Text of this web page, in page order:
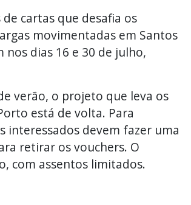
cartas que desafia os
movimentadas em Santos
dias 16 e 30 de julho,
verão, o projeto que leva os
está de volta. Para
interessados devem fazer uma
retirar os vouchers. O
com assentos limitados.